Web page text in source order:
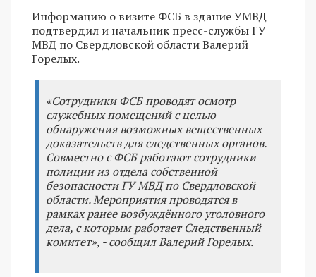
Информацию о визите ФСБ в здание УМВД
подтвердил и начальник пресс-службы ГУ
МВД по Свердловской области Валерий
Горелых.
«Сотрудники ФСБ проводят осмотр
служебных помещений с целью
обнаружения возможных вещественных
доказательств для следственных органов.
Совместно с ФСБ работают сотрудники
полиции из отдела собственной
безопасности ГУ МВД по Свердловской
области. Мероприятия проводятся в
рамках ранее возбуждённого уголовного
дела, с которым работает Следственный
комитет», - сообщил Валерий Горелых.